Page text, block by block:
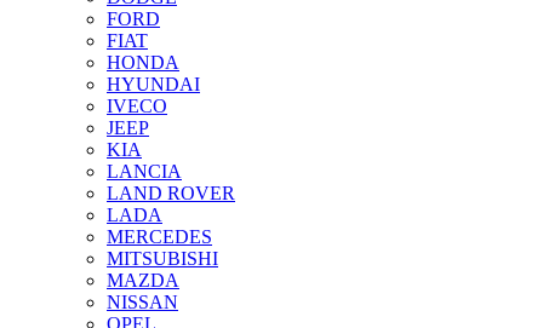
FORD
FIAT
HONDA
HYUNDAI
IVECO
JEEP
KIA
LANCIA
LAND ROVER
LADA
MERCEDES
MITSUBISHI
MAZDA
NISSAN
OPEL